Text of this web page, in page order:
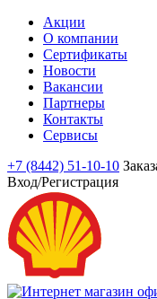
Акции
О компании
Сертификаты
Новости
Вакансии
Партнеры
Контакты
Сервисы
+7 (8442) 51-10-10
Вход/Регистрация